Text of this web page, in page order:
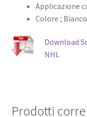
Applicazione
Colore ; Bianco
Download
NHL
Prodotti